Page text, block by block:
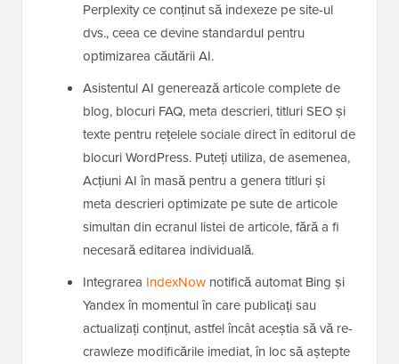
Perplexity ce conținut să indexeze pe site-ul
dvs., ceea ce devine standardul pentru
optimizarea căutării AI.
Asistentul AI generează articole complete de
blog, blocuri FAQ, meta descrieri, titluri SEO și
texte pentru rețelele sociale direct în editorul de
blocuri WordPress. Puteți utiliza, de asemenea,
Acțiuni AI în masă pentru a genera titluri și
meta descrieri optimizate pe sute de articole
simultan din ecranul listei de articole, fără a fi
necesară editarea individuală.
Integrarea IndexNow notifică automat Bing și
Yandex în momentul în care publicați sau
actualizați conținut, astfel încât aceștia să vă re-
crawleze modificările imediat, în loc să aștepte